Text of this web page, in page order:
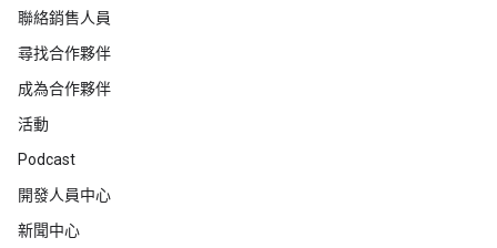
聯絡銷售人員
尋找合作夥伴
成為合作夥伴
活動
Podcast
開發人員中心
新聞中心